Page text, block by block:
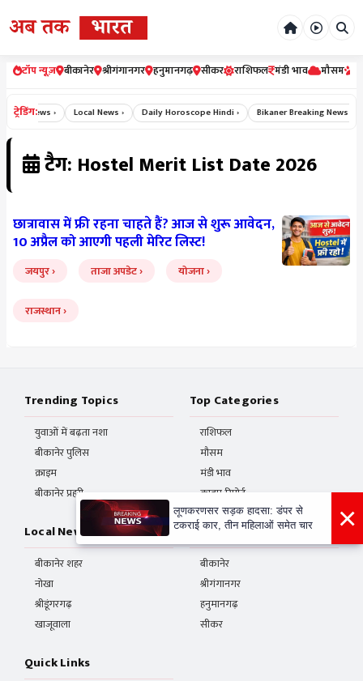
टॉप न्यूज़ बीकानेर श्रीगंगानगर हनुमानगढ़ सीकर राशिफल मंडी भाव मौसम
ट्रेडिंग:
News › Local News › Daily Horoscope Hindi › Bikaner Breaking News ›
टैग: Hostel Merit List Date 2026
छात्रावास में फ्री रहना चाहते हैं? आज से शुरू आवेदन,
10 अप्रैल को आएगी पहली मेरिट लिस्ट!
जयपुर ताजा अपडेट योजना
राजस्थान
Trending Topics
युवाओं में बढ़ता नशा
बीकानेर पुलिस
क्राइम
बीकानेर प्रहरी
Top Categories
राशिफल
मौसम
मंडी भाव
क्राइम रिपोर्ट
Local News
बीकानेर शहर
नोखा
श्रीडूंगरगढ़
खाजूवाला
Districts
बीकानेर
श्रीगंगानगर
हनुमानगढ़
सीकर
Quick Links
×
लूणकरणसर सड़क हादसा: डंपर से
टकराई कार, तीन महिलाओं समेत चार